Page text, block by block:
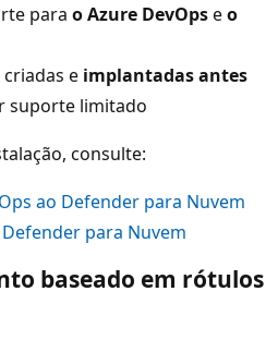
para o Azure DevOpseo
e implantadas antes
suporte limitado
consulte:
ao Defender para Nuvem
para Nuvem
baseado em rótulos